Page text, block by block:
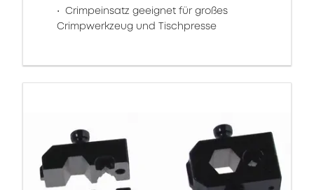
Crimpeinsatz geeignet für großes
Crimpwerkzeug und Tischpresse